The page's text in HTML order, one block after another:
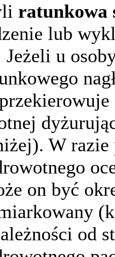
ratunkowa
lub
u
W razie
on być
od